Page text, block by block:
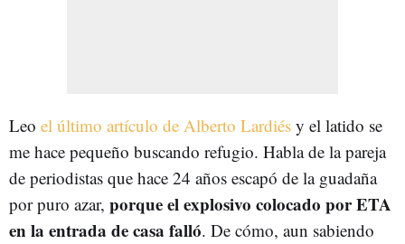
Leo el último artículo de Alberto Lardiés y el latido se
me hace pequeño buscando refugio. Habla de la pareja
de periodistas que hace 24 años escapó de la guadaña
por puro azar, porque el explosivo colocado por ETA
en la entrada de casa falló. De cómo, aun sabiendo